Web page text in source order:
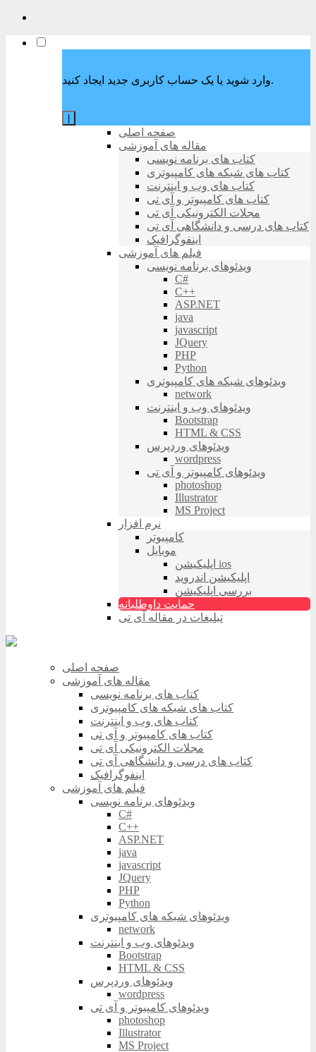
وارد شوید یا یک حساب کاربری جدید ایجاد کنید.
صفحه اصلی
مقاله های آموزشی
کتاب های برنامه نویسی
کتاب های شبکه های کامپیوتری
کتاب های وب و اینترنت
کتاب های کامپیوتر و آی تی
مجلات الکترونیکی آی تی
کتاب های درسی و دانشگاهی آی تی
اینفوگرافیک
فیلم های آموزشی
ویدئوهای برنامه نویسی
C#
C++
ASP.NET
java
javascript
JQuery
PHP
Python
ویدئوهای شبکه های کامپیوتری
network
ویدئوهای وب و اینترنت
Bootstrap
HTML & CSS
ویدئوهای وردپرس
wordpress
ویدئوهای کامپیوتر و آی تی
photoshop
Illustrator
MS Project
نرم افزار
کامپیوتر
موبایل
اپلیکیشن ios
اپلیکیشن اندروید
بررسی اپلیکیشن
حمایت داوطلبانه
تبلیغات در مقاله آی تی
صفحه اصلی
مقاله های آموزشی
کتاب های برنامه نویسی
کتاب های شبکه های کامپیوتری
کتاب های وب و اینترنت
کتاب های کامپیوتر و آی تی
مجلات الکترونیکی آی تی
کتاب های درسی و دانشگاهی آی تی
اینفوگرافیک
فیلم های آموزشی
ویدئوهای برنامه نویسی
C#
C++
ASP.NET
java
javascript
JQuery
PHP
Python
ویدئوهای شبکه های کامپیوتری
network
ویدئوهای وب و اینترنت
Bootstrap
HTML & CSS
ویدئوهای وردپرس
wordpress
ویدئوهای کامپیوتر و آی تی
photoshop
Illustrator
MS Project